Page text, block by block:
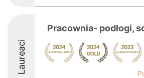
Laureaci
Pracownia- podłogi,